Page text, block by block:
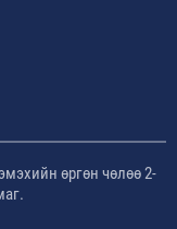
өргөн чөлөө 2-